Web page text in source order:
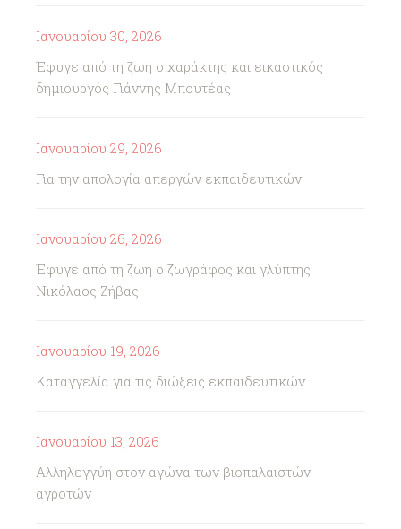
Ιανουαρίου 30, 2026
Έφυγε από τη ζωή ο χαράκτης και εικαστικός
δημιουργός Γιάννης Μπουτέας
Ιανουαρίου 29, 2026
Για την απολογία απεργών εκπαιδευτικών
Ιανουαρίου 26, 2026
Έφυγε από τη ζωή ο ζωγράφος και γλύπτης
Νικόλαος Ζήβας
Ιανουαρίου 19, 2026
Καταγγελία για τις διώξεις εκπαιδευτικών
Ιανουαρίου 13, 2026
Αλληλεγγύη στον αγώνα των βιοπαλαιστών
αγροτών